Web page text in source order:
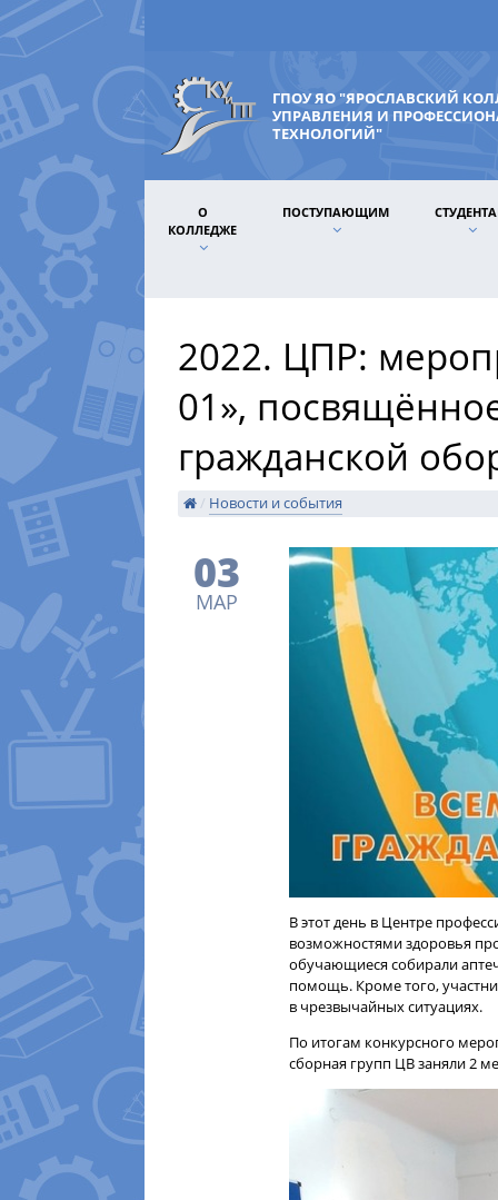
ГПОУ ЯО "ЯРОСЛАВСКИЙ
УПРАВЛЕНИЯ И
ТЕХНОЛОГИЙ"
О
КОЛЛЕДЖЕ
ПОСТУПАЮЩИМ
2022. ЦПР:
01»,
гражданской
/ Новости и события
03
МАР
В этот день в Центре
возможностями здоровья
обучающиеся собирали
помощь. Кроме того,
в чрезвычайных ситуациях.
По итогам конкурсного
сборная групп ЦВ заняли 2